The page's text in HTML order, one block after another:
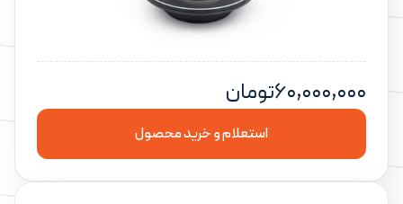
۶۰,۰۰۰,۰۰۰تومان
استعلام و خرید محصول